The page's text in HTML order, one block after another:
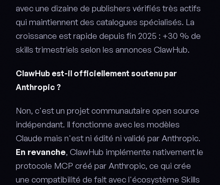
avec une dizaine de publishers vérifiés très actifs
qui maintiennent des catalogues spécialisés. La
croissance est rapide depuis fin 2025 : +30 % de
skills trimestriels selon les annonces ClawHub.
ClawHub est-il officiellement soutenu par
Anthropic ?
Non, c'est un projet communautaire open source
indépendant. Il fonctionne avec les modèles
Claude mais n'est ni édité ni validé par Anthropic.
En revanche, ClawHub implémente nativement le
protocole MCP créé par Anthropic, ce qui crée
une compatibilité de fait avec l'écosystème Skills